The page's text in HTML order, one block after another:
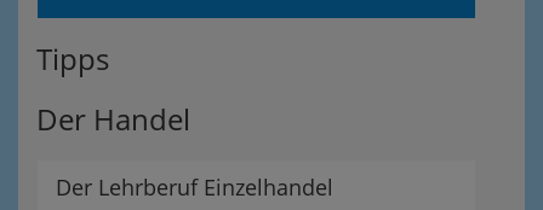
Tipps
Der Handel
Der Lehrberuf Einzelhandel